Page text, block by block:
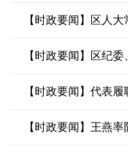
【时政要闻】区人
【时政要闻】区纪
【时政要闻】代表
【时政要闻】王燕